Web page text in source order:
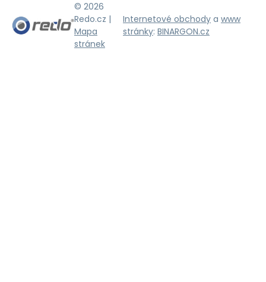
© 2026
Redo.cz |
Mapa
stránek
Internetové obchody a www
stránky: BINARGON.cz